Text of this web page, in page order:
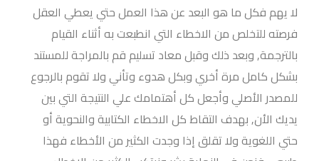
لا يهم فكل ما هو البعد عن هذا العمل حتي يعطي العقل
فرصته للتخلص من الاخطاء التي انطبعت به أثناء القيام
بالترجمة, وبعد ذلك وقبل معاد تسليم قم بالمراجة للمستند
بشكل كامل مرة أخري وبكل هدوء وتأني ولا تقوم بالرجوع
للمصدر الأصلي وأجعل كل أهتمامك علي النتيجة التي بين
يديك الأن, بهدف التقاط كل الاخطاء الكتابية والنحوية أو
حتي اللغوية ولا تقلق إذا وجدت الكثير من الأخطاء فهذا